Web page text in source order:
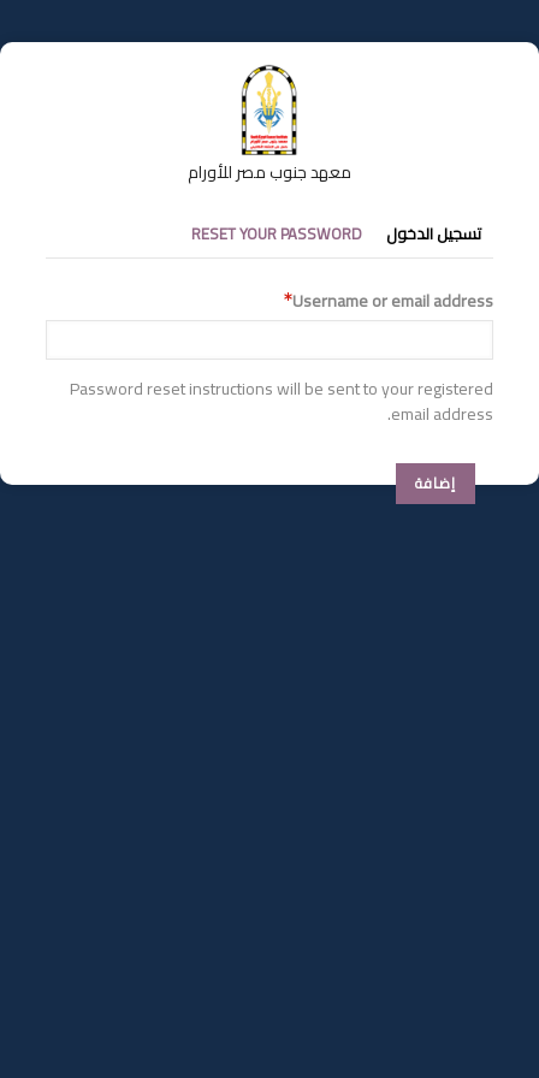
إلى
المحتوى
معهد جنوب مصر للأورام
التبويبات
الأساسية
تسجيل الدخول RESET YOUR PASSWORD
Username or email address
Password reset instructions will be sent to your registered
email address.